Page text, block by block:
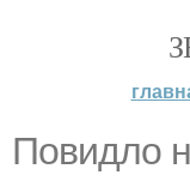
Повидло